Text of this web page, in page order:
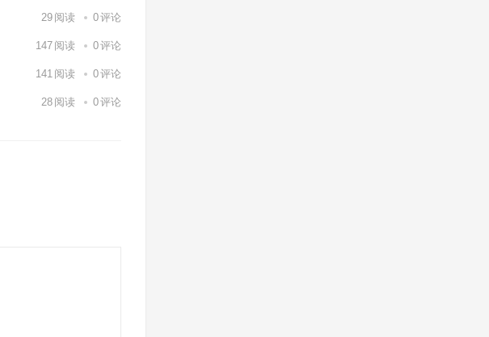
29 阅读 0评论
147 阅读 0评论
141 阅读 0评论
28 阅读 0评论